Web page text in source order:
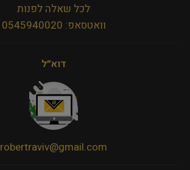
לכל שאלה לפנות
וואטסאפ: 0545940020
דוא״ל
robertraviv@gmail.com